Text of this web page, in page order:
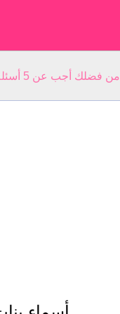
من فضلك أجب عن 5 أسئلة عن اسمك الأول: اسمك هو: